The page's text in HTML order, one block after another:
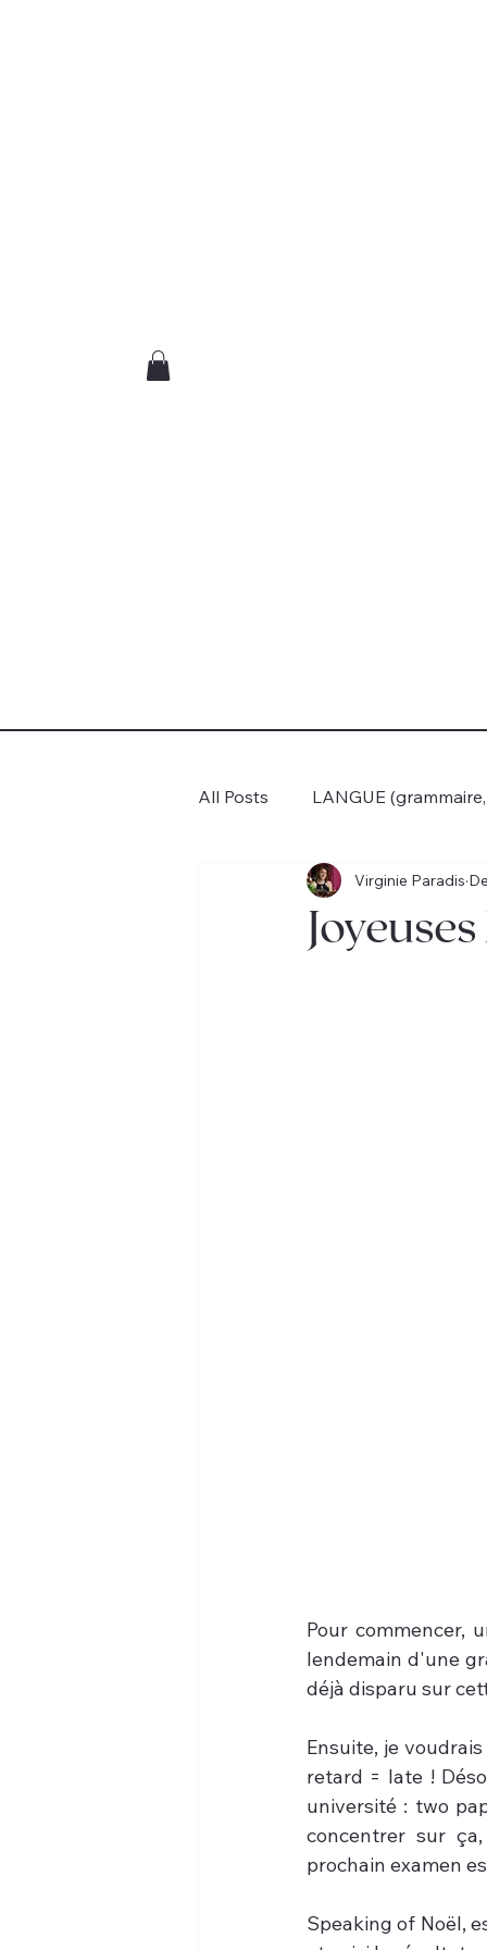
All Posts LANGUE
VOYAGES BOOK CLUB
Virginie Paradis
Pour commencer,
lendemain d'une
déjà disparu sur
Ensuite, je
retard = late !
université : two
concentrer sur
prochain examen
Speaking of Noël,